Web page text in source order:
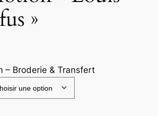
»
– Broderie & Transfert